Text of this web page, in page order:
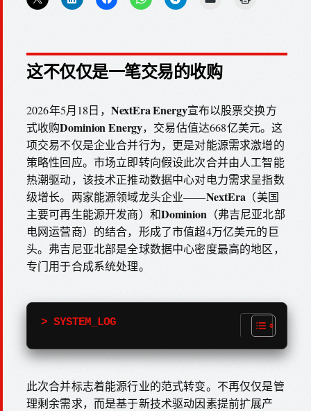
这不仅仅是一笔交易的收购
2026年5月18日， NextEra Energy宣布以股票交换方
式收购Dominion Energy，交易估值达668亿美元。这
项交易不仅是企业合并行为，更是对能源需求激增的
策略性回应。市场立即转向假设此次合并由人工智能
热潮驱动，该技术正推动数据中心对电力需求呈指数
级增长。两家能源领域龙头企业——NextEra（美国
主要可再生能源开发商）和Dominion （弗吉尼亚北部
电网运营商）的结合，形成了市值超4万亿美元的巨
头。弗吉尼亚北部是全球数据中心密度最高的地区，
专门用于合成系统处理。
> SYSTEM_LOG
此次合并标志着能源行业的范式转变。不再仅仅是管
理剩余需求，而是基于新技术驱动因素提前扩展产